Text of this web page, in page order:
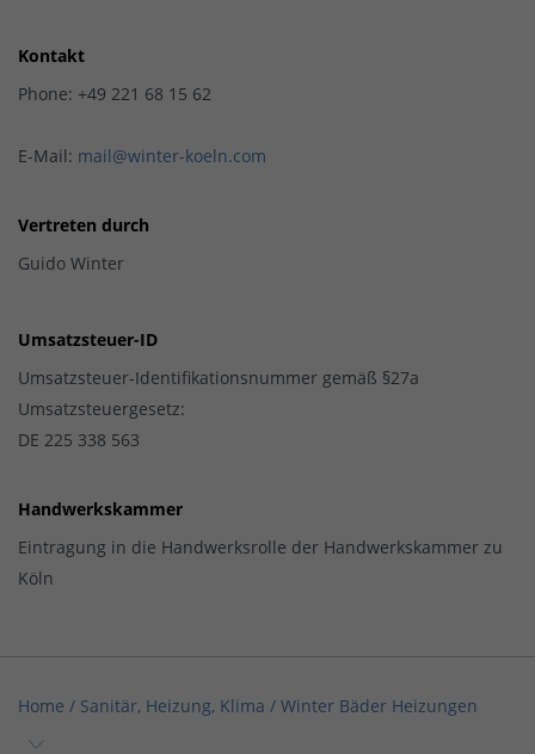
Kontakt
Phone: +49 221 68 15 62
E-Mail: mail@winter-koeln.com
Vertreten durch
Guido Winter
Umsatzsteuer-ID
Umsatzsteuer-Identifikationsnummer gemäß §27a
Umsatzsteuergesetz:
DE 225 338 563
Handwerkskammer
Eintragung in die Handwerksrolle der Handwerkskammer zu
Köln
Home / Sanitär, Heizung, Klima / Winter Bäder Heizungen